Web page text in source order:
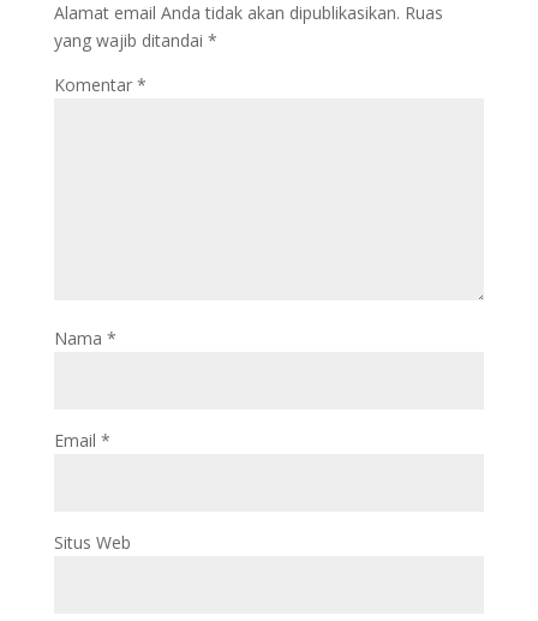
Alamat email Anda tidak akan dipublikasikan. Ruas
yang wajib ditandai *
Komentar *
Nama *
Email *
Situs Web